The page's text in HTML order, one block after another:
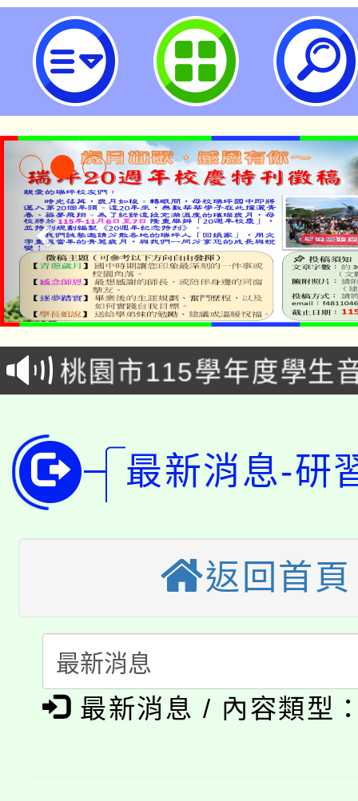
財團法人隆中向上教育基金會辦理
動：2025怪咖教育力論壇」活動
加。-桃園市立瑞坪國民中學
公告本校115學年度第
代理(課)教師甄選結果(
「2026金融保險知識
車」活動
桃園市115學年度學生
生本土語及新住民語歌
公告本校115學年度第
代理(課)教師甄選結果(
公告本校115學年度第
代理(課)教師甄選結果(
轉知中國文化大學推廣
程，歡迎學生輔導中心
心理、諮商輔導、社會
系所師生報名參加。
縣市「校園短影音徵
踴躍報名參加。
桃園市115學年度學生
「桃園市補助參觀特色
展演活動實施計畫」
115年度「教育部表揚
義教育推展貢獻獎」
公告本校115學年度第
代理(課)教師甄選結果(
「2026金融保險知識
最新消息-研
返回首頁
最新消息 / 內容類型